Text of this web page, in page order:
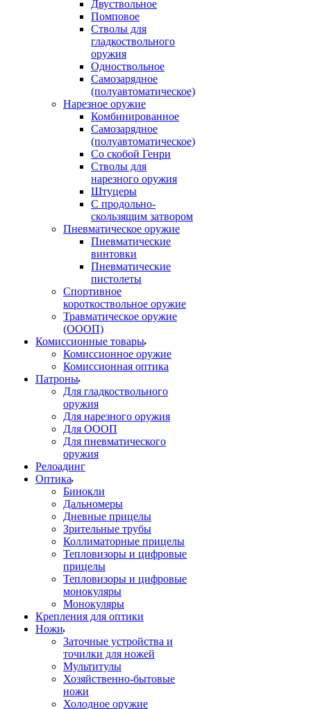
Двуствольное
Помповое
Стволы для
гладкоствольного
оружия
Одноствольное
Самозарядное
(полуавтоматическое)
Нарезное оружие
Комбинированное
Самозарядное
(полуавтоматическое)
Со скобой Генри
Стволы для
нарезного оружия
Штуцеры
С продольно-
скользящим затвором
Пневматическое оружие
Пневматические
винтовки
Пневматические
пистолеты
Спортивное
короткоствольное оружие
Травматическое оружие
(ОООП)
Комиссионные товары
Комиссионное оружие
Комиссионная оптика
Патроны
Для гладкоствольного
оружия
Для нарезного оружия
Для ОООП
Для пневматического
оружия
Релоадинг
Оптика
Бинокли
Дальномеры
Дневные прицелы
Зрительные трубы
Коллиматорные прицелы
Тепловизоры и цифровые
прицелы
Тепловизоры и цифровые
монокуляры
Монокуляры
Крепления для оптики
Ножи
Заточные устройства и
точилки для ножей
Мультитулы
Хозяйственно-бытовые
ножи
Холодное оружие